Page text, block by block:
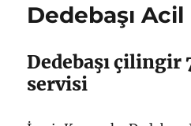
Dedebaşı
Dedebaşı
servisi